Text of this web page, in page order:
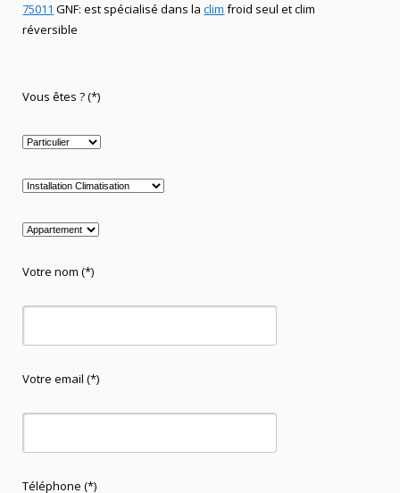
75011 GNF:est spécialisé dans laclim froid seul et clim
réversible
Vous êtes ? (*)
Votre nom (*)
Votre email (*)
Téléphone (*)